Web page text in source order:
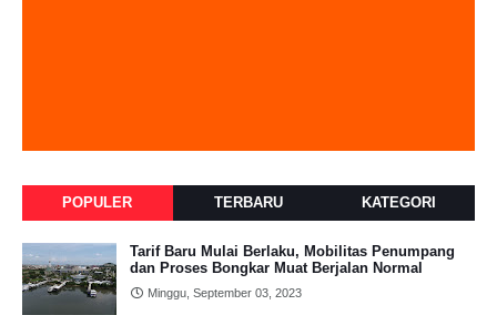
POPULER TERBARU KATEGORI
Tarif Baru Mulai Berlaku, Mobilitas Penumpang
dan Proses Bongkar Muat Berjalan Normal
Minggu, September 03, 2023